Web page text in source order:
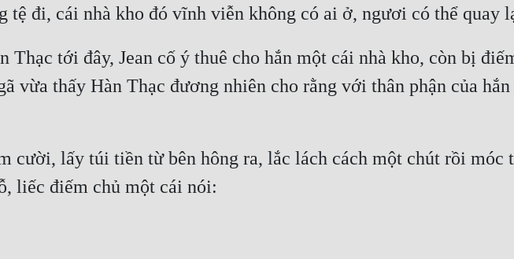
tệ đi, cái nhà kho đó vĩnh viễn không có ai ở, ngươi có thể quay
Thạc tới đây, Jean cố ý thuê cho hắn một cái nhà kho, còn bị
vừa thấy Hàn Thạc đương nhiên cho rằng với thân phận của
cười, lấy túi tiền từ bên hông ra, lắc lách cách một chút rồi móc
liếc điếm chủ một cái nói: